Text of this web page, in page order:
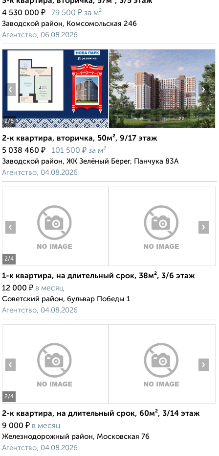
4 530 000 ₽ 79 500 ₽ за м²
Заводской район, Комсомольская 246
Агентство, 06.08.2026
2/6
‹ ›
2-к квартира, вторичка, 50м², 9/17 этаж
5 038 460 ₽ 101 500 ₽ за м²
Заводской район, ЖК Зелёный Берег, Панчука 83А
Агентство, 04.08.2026
2/4
‹ ›
1-к квартира, на длительный срок, 38м², 3/6 этаж
12 000 ₽ в месяц
Советский район, бульвар Победы 1
Агентство, 04.08.2026
2/4
‹ ›
2-к квартира, на длительный срок, 60м², 3/14 этаж
9 000 ₽ в месяц
Железнодорожный район, Московская 76
Агентство, 04.08.2026